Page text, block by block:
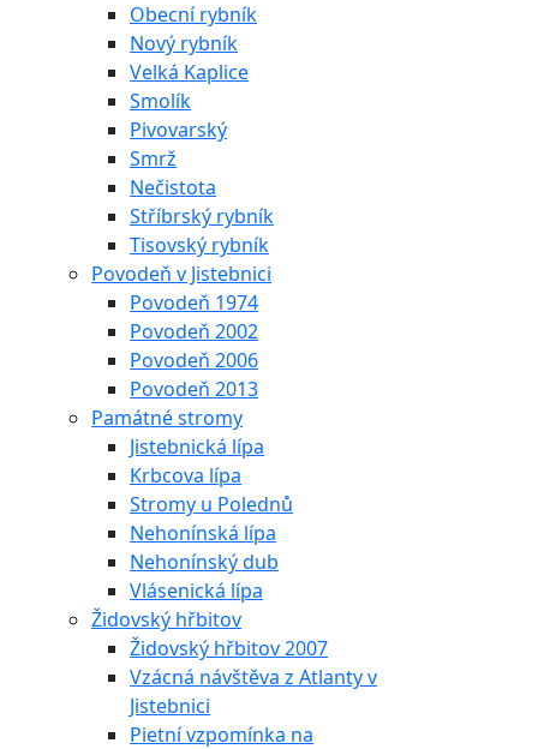
Obecní rybník
Nový rybník
Velká Kaplice
Smolík
Pivovarský
Smrž
Nečistota
Stříbrský rybník
Tisovský rybník
Povodeň v Jistebnici
Povodeň 1974
Povodeň 2002
Povodeň 2006
Povodeň 2013
Památné stromy
Jistebnická lípa
Krbcova lípa
Stromy u Polednů
Nehonínská lípa
Nehonínský dub
Vlásenická lípa
Židovský hřbitov
Židovský hřbitov 2007
Vzácná návštěva z Atlanty v
Jistebnici
Pietní vzpomínka na